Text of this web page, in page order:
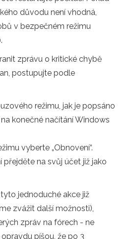
důvodu není vhodná,
v bezpečném režimu
zprávu o kritické chybě
postupujte podle
režimu, jak je popsáno
konečné načítání Windows
vyberte „Obnovení“.
přejděte na svůj účet již jako
jednoduché akce již
zvážit další možnosti),
zpráv na fórech - ne
píšou, že po 3